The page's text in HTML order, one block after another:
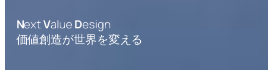
NextValueDesign
価値創造が世界を変える